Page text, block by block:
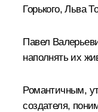
Горького, Льва
Павел
наполнять их
Романтичным,
создателя,